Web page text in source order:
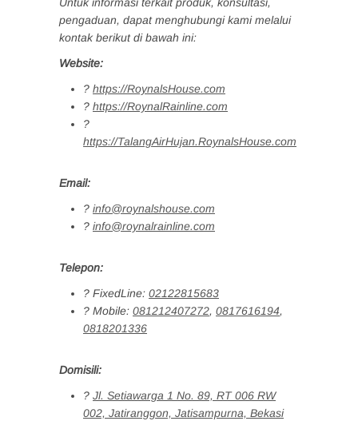
pengaduan, dapat menghubungi kami melalui
kontak berikut di bawah ini:
Website:
? https://RoynalsHouse.com
? https://RoynalRainline.com
?
https://TalangAirHujan.RoynalsHouse.com
Email:
? info@roynalshouse.com
? info@roynalrainline.com
Telepon:
? FixedLine: 02122815683
? Mobile: 081212407272, 0817616194,
0818201336
Domisili:
? Jl. Setiawarga 1 No. 89, RT 006 RW
002, Jatiranggon, Jatisampurna, Bekasi